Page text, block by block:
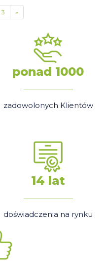
3 »
ponad 1000
zadowolonych Klientów
14 lat
doświadczenia na rynku